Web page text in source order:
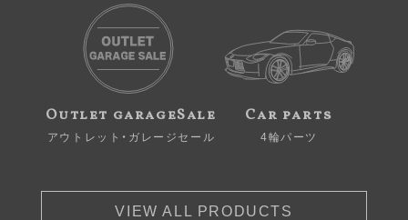
Outlet garageSale
アウトレット・ガレージセール
Car parts
4輪パーツ
VIEW ALL PRODUCTS